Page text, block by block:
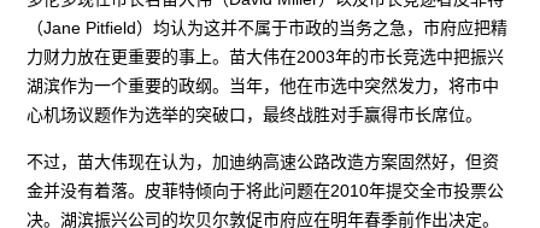
（Jane Pitfield）均认为这并不属于市政的当务之急，市府应把精
力财力放在更重要的事上。苗大伟在2003年的市长竞选中把振兴
湖滨作为一个重要的政纲。当年，他在市选中突然发力，将市中
心机场议题作为选举的突破口，最终战胜对手赢得市长席位。
不过，苗大伟现在认为，加迪纳高速公路改造方案固然好，但资
金并没有着落。皮菲特倾向于将此问题在2010年提交全市投票公
决。湖滨振兴公司的坎贝尔敦促市府应在明年春季前作出决定。